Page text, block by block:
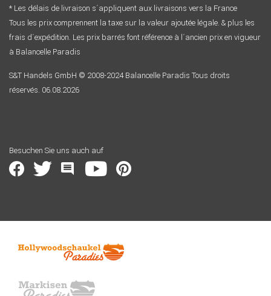
* Les délais de livraison s´appliquent aux livraisons vers la France
Tous les prix comprennent la taxe sur la valeur ajoutée légale. & plus les
frais d´expédition. Les prix barrés font référence à l´ancien prix en vigueur
à Balancelle Paradis
S&T Handels GmbH © 2008-2024 Balancelle Paradis Tous droits
réservés. 06.08.2026
Besuchen Sie uns auch auf